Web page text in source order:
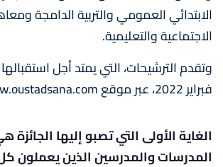
الابتدائي العمومي والتربية الدامجة
الاجتماعية والتعليمية.
فبراير 2022، عبر موقع www.oustadsana.com
الغاية الأولى التي تصبو إليها الجائزة
المدرسات والمدرسين الذين يعملون